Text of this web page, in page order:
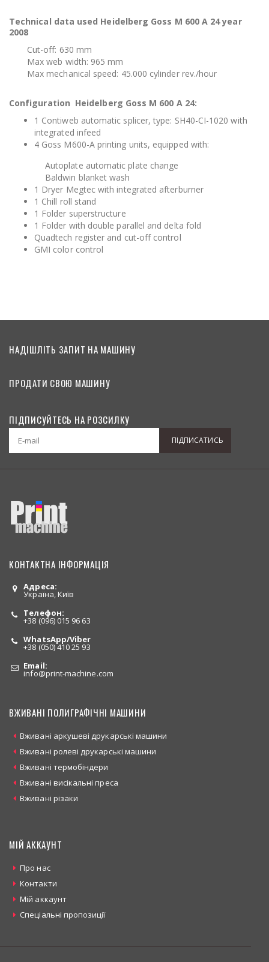
Technical data used Heidelberg Goss M 600 A 24 year
2008
Cut-off: 630 mm
Max web width: 965 mm
Max mechanical speed: 45.000 cylinder rev./hour
Configuration Heidelberg Goss M 600 A 24:
1 Contiweb automatic splicer, type: SH40-CI-1020 with
integrated infeed
4 Goss M600-A printing units, equipped with:
Autoplate automatic plate change
Baldwin blanket wash
1 Dryer Megtec with integrated afterburner
1 Chill roll stand
1 Folder superstructure
1 Folder with double parallel and delta fold
Quadtech register and cut-off control
GMI color control
НАДІШЛІТЬ ЗАПИТ НА МАШИНУ
ПРОДАТИ СВОЮ МАШИНУ
ПІДПИСУЙТЕСЬ НА РОЗСИЛКУ
ПІДПИСАТИСЬ
КОНТАКТНА ІНФОРМАЦІЯ
Адреса:
Україна, Київ
Телефон:
+38 (096) 015 96 63
WhatsApp/Viber
+38 (050) 410 25 93
Email:
info@print-machine.com
ВЖИВАНІ ПОЛИГРАФІЧНІ МАШИНИ
Вживані аркушеві друкарські машини
Вживані ролеві друкарські машини
Вживані термобіндери
Вживані висікальні преса
Вживані різаки
МІЙ АККАУНТ
Про нас
Контакти
Мій аккаунт
Спеціальні пропозиції